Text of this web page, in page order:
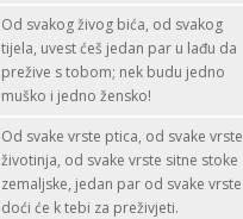
Od svakog živog bića, od svakog
tijela, uvest ćeš jedan par u lađu da
prežive s tobom; nek budu jedno
muško i jedno žensko!
Od svake vrste ptica, od svake vrste
životinja, od svake vrste sitne stoke
zemaljske, jedan par od svake vrste
doći će k tebi za preživjeti.